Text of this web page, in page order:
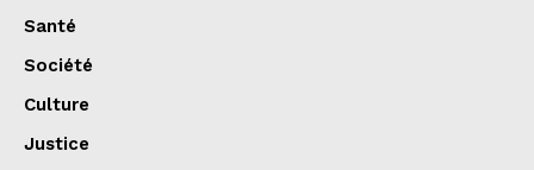
Santé
Société
Culture
Justice